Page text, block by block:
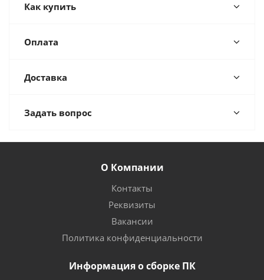
Как купить
Оплата
Доставка
Задать вопрос
О Компании
Контакты
Реквизиты
Вакансии
Политика конфиденциальности
Информация о сборке ПК